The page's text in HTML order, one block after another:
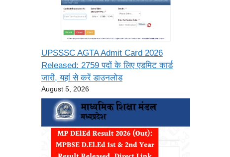
UPSSSC AGTA Admit Card 2026
Released: 2759 पदों के लिए एडमिट कार्ड
जारी, यहां से करें डाउनलोड
August 5, 2026